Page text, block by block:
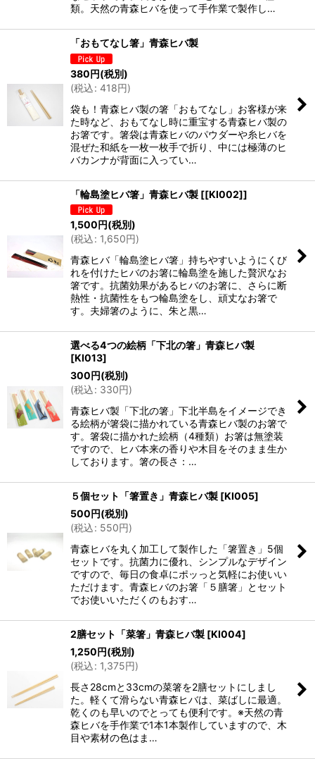
類。天然の青森ヒバを使って手作業で製作し…
「おもてなし箸」青森ヒバ製
380円(税別)
(税込: 418円)
袋も！青森ヒバ製の箸「おもてなし」お客様が来
た時など、おもてなし時に重宝する青森ヒバ製の
お箸です。箸袋は青森ヒバのパウダーや糸ヒバを
混ぜた和紙を一枚一枚手で折り、中には極薄のヒ
バカンナが背面に入ってい…
「輪島塗ヒバ箸」青森ヒバ製 [[KI002]]
1,500円(税別)
(税込: 1,650円)
青森ヒバ「輪島塗ヒバ箸」持ちやすいようにくび
れを付けたヒバのお箸に輪島塗を施した贅沢なお
箸です。抗菌効果があるヒバのお箸に、さらに断
熱性・抗菌性をもつ輪島塗をし、頑丈なお箸で
す。夫婦箸のように、朱と黒…
選べる4つの絵柄「下北の箸」青森ヒバ製
[KI013]
300円(税別)
(税込: 330円)
青森ヒバ製「下北の箸」下北半島をイメージでき
る絵柄が箸袋に描かれている青森ヒバ製のお箸で
す。箸袋に描かれた絵柄（4種類）お箸は無塗装
ですので、ヒバ本来の香りや木目をそのまま生か
しております。箸の長さ：…
５個セット「箸置き」青森ヒバ製 [KI005]
500円(税別)
(税込: 550円)
青森ヒバを丸く加工して製作した「箸置き」5個
セットです。抗菌力に優れ、シンプルなデザイン
ですので、毎日の食卓にポッっと気軽にお使いい
ただけます。青森ヒバのお箸「５膳箸」とセット
でお使いいただくのもおす…
2膳セット「菜箸」青森ヒバ製 [KI004]
1,250円(税別)
(税込: 1,375円)
長さ28cmと33cmの菜箸を2膳セットにしまし
た。軽くて滑らない青森ヒバは、菜ばしに最適。
乾くのも早いのでとっても便利です。※天然の青
森ヒバを手作業で1本1本製作していますので、木
目や素材の色はま…